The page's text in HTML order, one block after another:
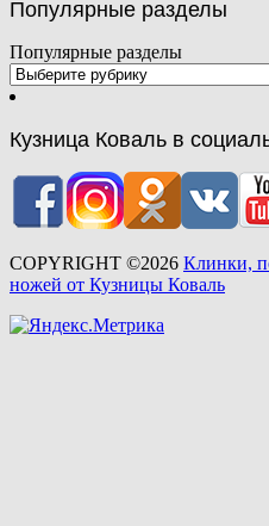
Популярные разделы
Популярные разделы
Кузница Коваль в
COPYRIGHT ©2026 Клинки,
ножей от Кузницы Коваль